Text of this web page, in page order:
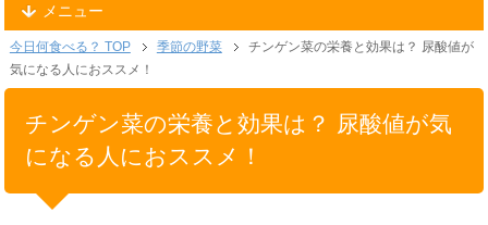
メニュー
今日何食べる？ TOP 季節の野菜
チンゲン菜の栄養と効果は？ 尿酸値が
気になる人におススメ！
チンゲン菜の栄養と効果は？ 尿酸値が気
になる人におススメ！